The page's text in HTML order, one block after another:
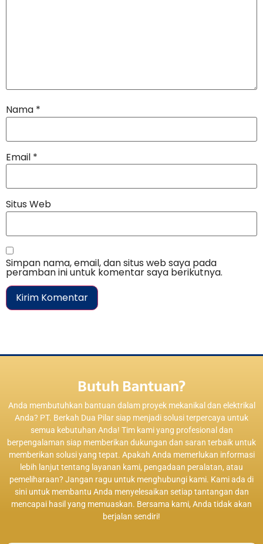
Nama *
Email *
Situs Web
Simpan nama, email, dan situs web saya pada
peramban ini untuk komentar saya berikutnya.
Butuh Bantuan?
Anda membutuhkan bantuan dalam proyek mekanikal dan elektrikal
Anda? PT. Berkah Dua Pilar siap menjadi solusi terpercaya untuk
semua kebutuhan Anda! Tim kami yang profesional dan
berpengalaman siap memberikan dukungan dan saran terbaik untuk
memberikan solusi yang tepat. Apakah Anda memerlukan informasi
lebih lanjut tentang layanan kami, pengadaan peralatan, atau
pemeliharaan? Jangan ragu untuk menghubungi kami. Kami ada di
sini untuk membantu Anda menyelesaikan setiap tantangan dan
mencapai hasil yang memuaskan. Bersama kami, Anda tidak akan
berjalan sendiri!